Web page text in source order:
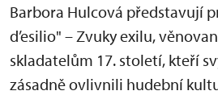
Barbora Hulcová představují
d’esilio" – Zvuky exilu,
skladatelům 17. století, kteří
zásadně ovlivnili hudební